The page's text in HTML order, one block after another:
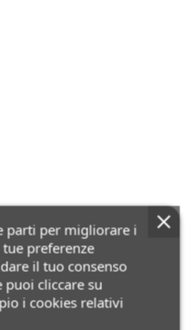
parti per migliorare i
preferenze
il tuo consenso
cliccare su
i cookies relativi